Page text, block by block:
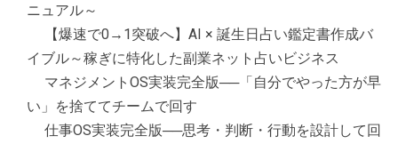
ニュアル～
【爆速で0→1突破へ】AI × 誕生日占い鑑定書作成バ
イブル～稼ぎに特化した副業ネット占いビジネス
マネジメントOS実装完全版──「自分でやった方が早
い」を捨ててチームで回す
仕事OS実装完全版──思考・判断・行動を設計して回